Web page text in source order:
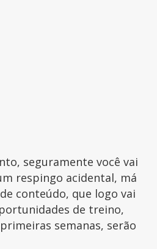
seguramente você vai
respingo acidental, má
conteúdo, que logo vai
de treino,
semanas, serão